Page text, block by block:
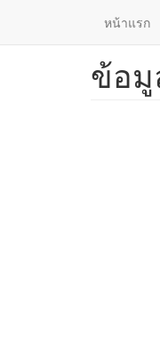
หน้าแรก
ข้อมู